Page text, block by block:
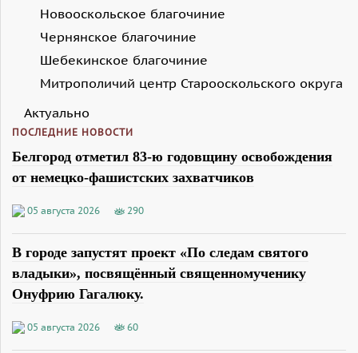
Новооскольское благочиние
Чернянское благочиние
Шебекинское благочиние
Митрополичий центр Старооскольского округа
Актуально
ПОСЛЕДНИЕ НОВОСТИ
Белгород отметил 83-ю годовщину освобождения
от немецко-фашистских захватчиков
05 августа 2026 290
В городе запустят проект «По следам святого
владыки», посвящённый священномученику
Онуфрию Гагалюку.
05 августа 2026 60